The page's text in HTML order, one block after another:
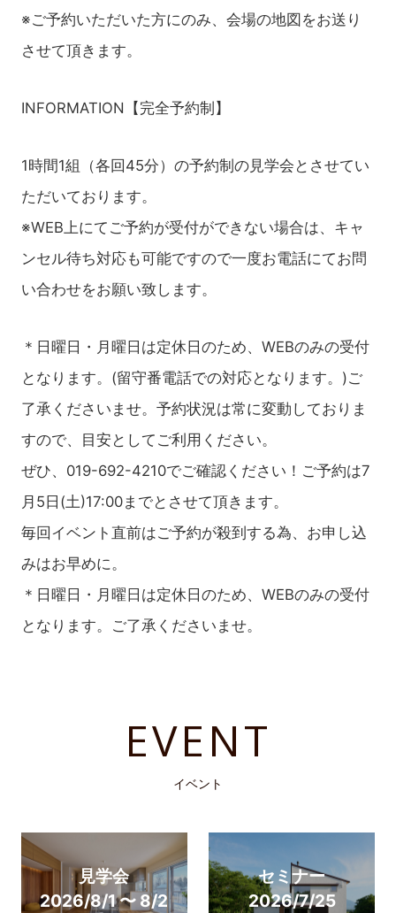
※ご予約いただいた方にのみ、会場の地図をお送り
させて頂きます。
INFORMATION【完全予約制】
1時間1組（各回45分）の予約制の見学会とさせてい
ただいております。
※WEB上にてご予約が受付ができない場合は、キャ
ンセル待ち対応も可能ですので一度お電話にてお問
い合わせをお願い致します。
＊日曜日・月曜日は定休日のため、WEBのみの受付
となります。(留守番電話での対応となります。)ご
了承くださいませ。予約状況は常に変動しておりま
すので、目安としてご利用ください。
ぜひ、019-692-4210でご確認ください！ご予約は7
月5日(土)17:00までとさせて頂きます。
毎回イベント直前はご予約が殺到する為、お申し込
みはお早めに。
＊日曜日・月曜日は定休日のため、WEBのみの受付
となります。ご了承くださいませ。
EVENT
イベント
見学会
2026/8/1 〜 8/2
セミナー
2026/7/25